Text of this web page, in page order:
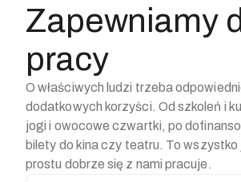
Zapewniamy
pracy
O właściwych ludzi trzeba
dodatkowych korzyści. Od szkoleń i
jogi i owocowe czwartki, po
bilety do kina czy teatru. To
prostu dobrze się z nami pracuje.